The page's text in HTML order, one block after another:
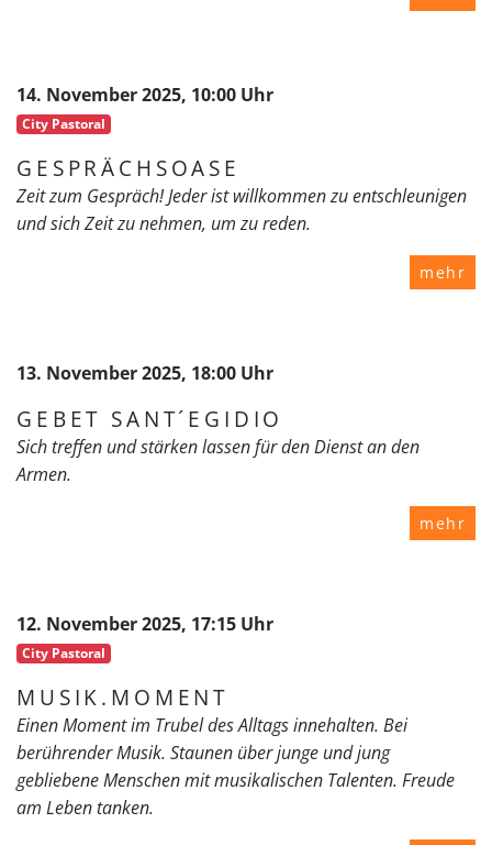
14. November 2025, 10:00 Uhr
City Pastoral
GESPRÄCHSOASE
Zeit zum Gespräch! Jeder ist willkommen zu entschleunigen
und sich Zeit zu nehmen, um zu reden.
mehr
13. November 2025, 18:00 Uhr
GEBET SANT´EGIDIO
Sich treffen und stärken lassen für den Dienst an den
Armen.
mehr
12. November 2025, 17:15 Uhr
City Pastoral
MUSIK.MOMENT
Einen Moment im Trubel des Alltags innehalten. Bei
berührender Musik. Staunen über junge und jung
gebliebene Menschen mit musikalischen Talenten. Freude
am Leben tanken.